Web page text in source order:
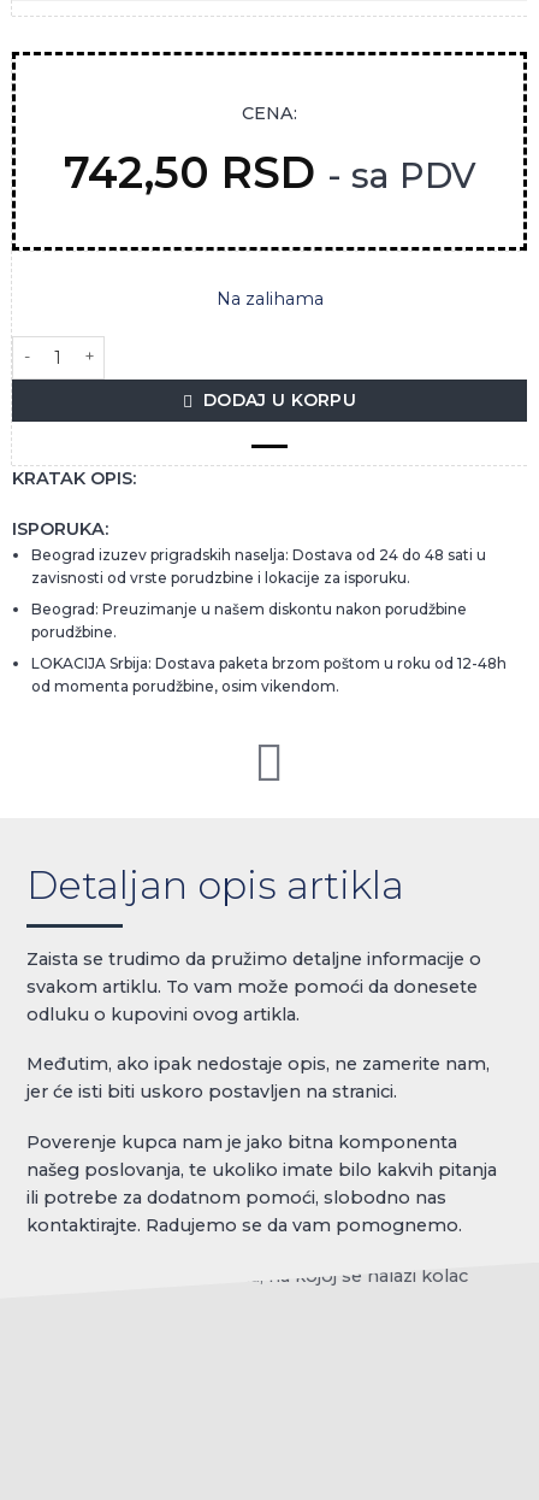
CENA:
742,50 RSD - sa PDV
Na zalihama
TRI CRVENE KOZE 0.75L ERDEVIK količina
DODAJ U KORPU
KRATAK OPIS:
ISPORUKA:
Beograd izuzev prigradskih naselja: Dostava od 24 do 48 sati u
zavisnosti od vrste porudzbine i lokacije za isporuku.
Beograd: Preuzimanje u našem diskontu nakon porudžbine
porudžbine.
LOKACIJA Srbija: Dostava paketa brzom poštom u roku od 12-48h
od momenta porudžbine, osim vikendom.
Detaljan opis artikla
Zaista se trudimo da pružimo detaljne informacije o
svakom artiklu. To vam može pomoći da donesete
odluku o kupovini ovog artikla.
Međutim, ako ipak nedostaje opis, ne zamerite nam,
jer će isti biti uskoro postavljen na stranici.
Poverenje kupca nam je jako bitna komponenta
našeg poslovanja, te ukoliko imate bilo kakvih pitanja
ili potrebe za dodatnom pomoći, slobodno nas
kontaktirajte. Radujemo se da vam pomognemo.